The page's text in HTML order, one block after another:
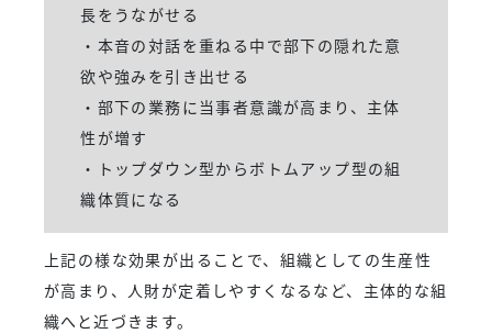
長をうながせる
・本音の対話を重ねる中で部下の隠れた意
欲や強みを引き出せる
・部下の業務に当事者意識が高まり、主体
性が増す
・トップダウン型からボトムアップ型の組
織体質になる
上記の様な効果が出ることで、組織としての生産性
が高まり、人財が定着しやすくなるなど、主体的な組
織へと近づきます。